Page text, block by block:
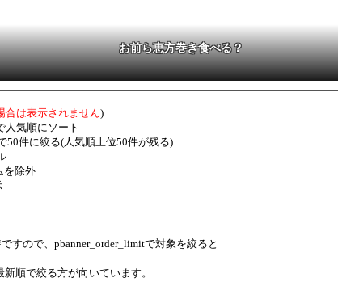
お前ら恵方巻き食べる？
は表示されません)
人気順にソート
50件に絞る(人気順上位50件が残る)
を除外
すので、pbanner_order_limitで対象を絞ると
順で絞る方が向いています。